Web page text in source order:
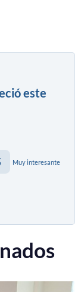
este
Muy interesante